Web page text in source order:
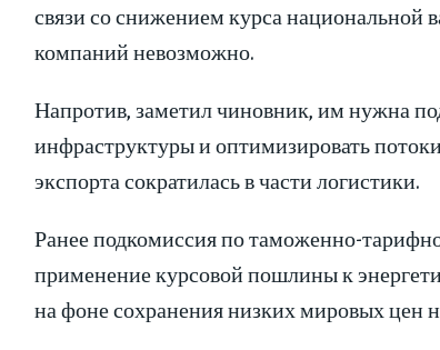
связи со снижением курса национальной
компаний невозможно.
Напротив, заметил чиновник, им нужна
инфраструктуры и оптимизировать
экспорта сократилась в части логистики.
Ранее подкомиссия по таможенно-
применение курсовой пошлины к
на фоне сохранения низких мировых цен